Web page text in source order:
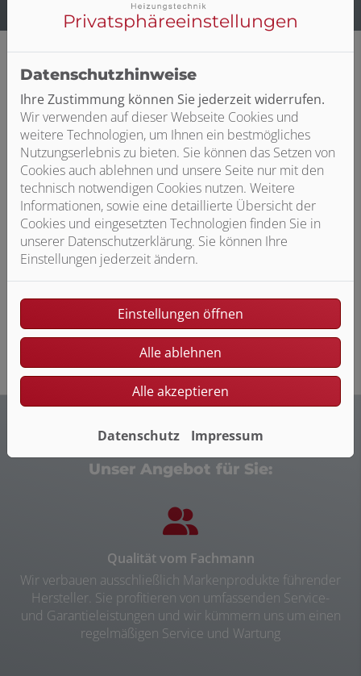
SANPRO Heizungstechnik GmbH & Co.
KG: Ihr Partner für die
Heizungsmodernisierung
Unsere Experten helfen Ihnen nicht nur bei der Planung
und Umsetzung, sondern beraten Sie auch ausführlich
und umfassend zu den Fördermöglichkeiten bei einer
Heizungsmodernisierung. Denn in vielen Fällen können
Sie Fördermittel bei der BAFA oder der KfW beantragen
und bares Geld sparen. Da alle modernen
Heizungsanlagen eine bessere Energieeffizienz haben
übrigens auch für eine Energieberatung!
Unser Angebot für Sie:
Qualität vom Fachmann
Wir verbauen ausschließlich Markenprodukte führender
Hersteller. Sie profitieren von umfassenden Service-
und Garantieleistungen und wir kümmern uns um einen
regelmäßigen Service und Wartung
Privatsphäre­einstellungen
Datenschutzhinweise
Ihre Zustimmung können Sie jederzeit widerrufen.
Wir verwenden auf dieser Webseite Cookies und
weitere Technologien, um Ihnen ein bestmögliches
Nutzungserlebnis zu bieten. Sie können das Setzen von
Cookies auch ablehnen und unsere Seite nur mit den
technisch notwendigen Cookies nutzen. Weitere
Informationen, sowie eine detaillierte Übersicht der
Cookies und eingesetzten Technologien finden Sie in
unserer Datenschutzerklärung. Sie können Ihre
Einstellungen jederzeit ändern.
Einstellungen öffnen
Alle ablehnen
Alle akzeptieren
Datenschutz Impressum